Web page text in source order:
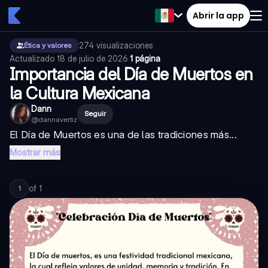
Abrir la app
Ética y valores 274 visualizaciones·
Actualizado 18 de julio de 2026·1 página
Importancia del Día de Muertos en
la Cultura Mexicana
Dann
@dannavertiz
Seguir
El Día de Muertos es una de las tradiciones más...
Mostrar más
1 of 1